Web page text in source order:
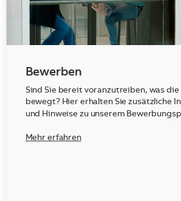
Bewerben
Sind Sie bereit voranzutreiben, was die
bewegt? Hier erhalten Sie zusätzliche
und Hinweise zu unserem
Mehr erfahren